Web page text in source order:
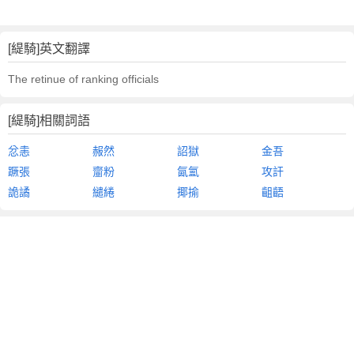
[緹騎]英文翻譯
The retinue of ranking officials
[緹騎]相關詞語
忿恚 赧然 詔獄
金吾
蹶張
齏粉 氤氳
攻訐
詭譎
繾綣 揶揄 齟齬